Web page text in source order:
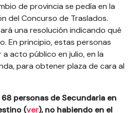
de provincia se pedía en la
del Concurso de Traslados.
una resolución indicando qué
En principio, estas personas
acto público en julio, en la
para obtener plaza de cara al
personas de Secundaria en
(ver), no habiendo en el